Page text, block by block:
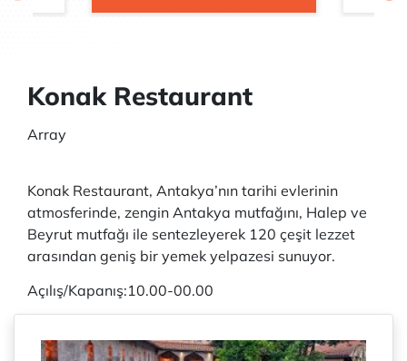
Konak Restaurant
Array
Konak Restaurant, Antakya’nın tarihi evlerinin
atmosferinde, zengin Antakya mutfağını, Halep ve
Beyrut mutfağı ile sentezleyerek 120 çeşit lezzet
arasından geniş bir yemek yelpazesi sunuyor.
Açılış/Kapanış:10.00-00.00